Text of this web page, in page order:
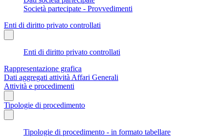
Società partecipate - Provvedimenti
Enti di diritto privato controllati
Enti di diritto privato controllati
Rappresentazione grafica
Dati aggregati attività Affari Generali
Attività e procedimenti
Tipologie di procedimento
Tipologie di procedimento - in formato tabellare